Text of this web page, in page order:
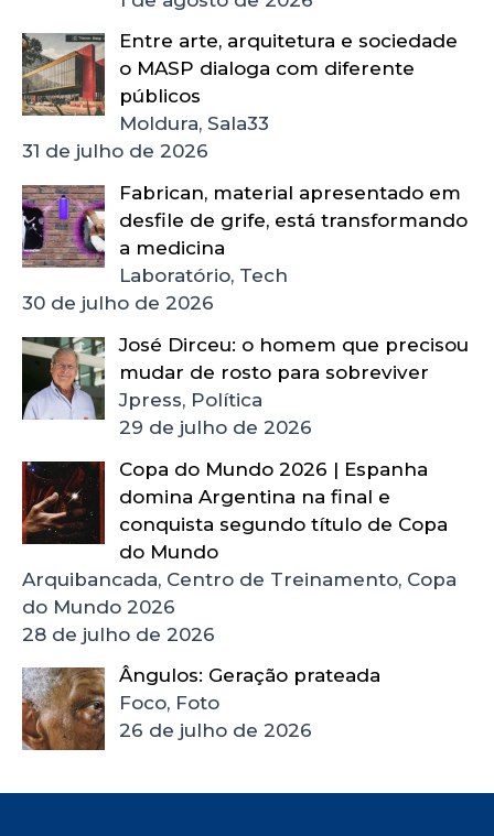
Entre arte, arquitetura e sociedade
o MASP dialoga com diferente
públicos
Moldura, Sala33
31 de julho de 2026
Fabrican, material apresentado em
desfile de grife, está transformando
a medicina
Laboratório, Tech
30 de julho de 2026
José Dirceu: o homem que precisou
mudar de rosto para sobreviver
Jpress, Política
29 de julho de 2026
Copa do Mundo 2026 | Espanha
domina Argentina na final e
conquista segundo título de Copa
do Mundo
Arquibancada, Centro de Treinamento, Copa
do Mundo 2026
28 de julho de 2026
Ângulos: Geração prateada
Foco, Foto
26 de julho de 2026